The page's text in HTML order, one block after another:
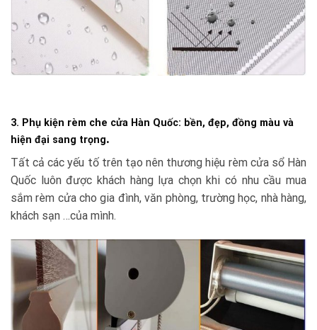
3. Phụ kiện rèm che cửa Hàn Quốc: bền, đẹp, đồng màu và
hiện đại sang trọng.
Tất cả các yếu tố trên tạo nên thương hiệu rèm cửa sổ Hàn
Quốc luôn được khách hàng lựa chọn khi có nhu cầu mua
sắm rèm cửa cho gia đình, văn phòng, trường học, nhà hàng,
khách sạn …của mình.